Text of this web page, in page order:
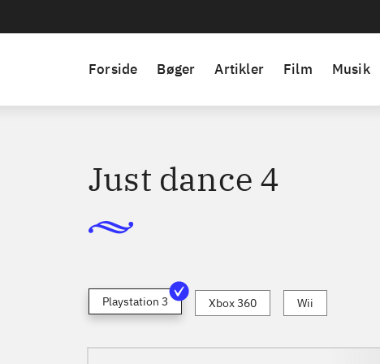
Forside Bøger Artikler Film Musik
Just dance 4
Playstation 3 Xbox 360 Wii